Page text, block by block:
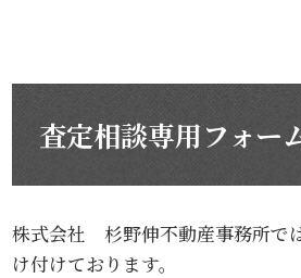
査定相談専用フォー
株式会社 杉野伸不動産事務所で
け付けております。